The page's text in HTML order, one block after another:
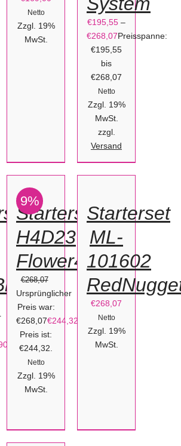
Netto
Zzgl. 19%
MwSt.
€195,55 –
€268,07Preisspanne:
€195,55
bis
€268,07
Netto
Zzgl. 19%
MwSt.
zzgl.
Versand
Aktueller
9%
DEN
WARENKORB
/
DETAILS
Starterset
H4D23
Flower4D
€268,07
Ursprünglicher
Preis war:
€268,07€244,32
Aktueller
Preis ist:
€244,32.
Netto
Zzgl. 19%
MwSt.
DEN
DETAILS
Starterset
ML-
101602
€268,07
Netto
Zzgl. 19%
MwSt.
DEN